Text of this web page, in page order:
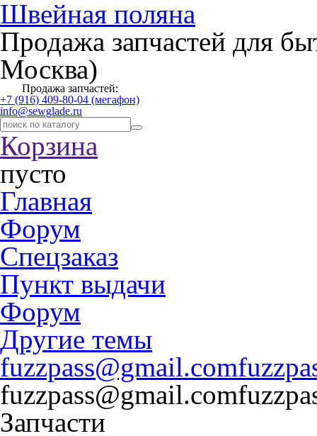
Швейная поляна
Продажа запчастей для
Москва)
Продажа запчастей:
+7 (916) 409-80-04 (мегафон)
info@sewglade.ru
Корзина
пусто
Главная
Форум
Спецзаказ
Пункт выдачи
Форум
Другие темы
Запчасти